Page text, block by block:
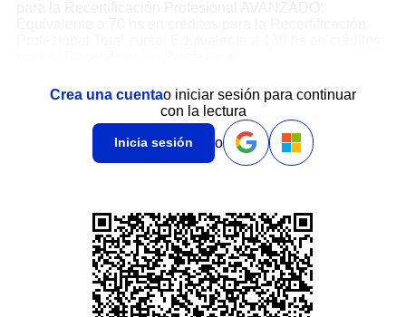
Crea una cuentao iniciar sesión para continuar
con la lectura
Inicia sesión o